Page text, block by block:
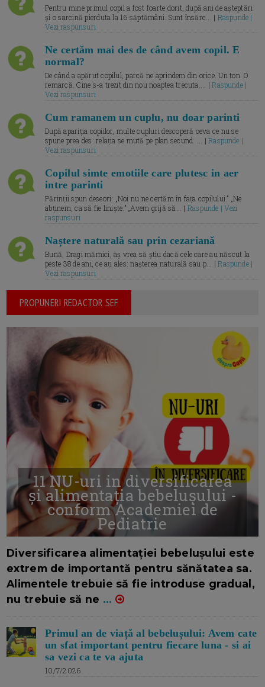
Pentru mine primul copil a fost foarte dorit, după ani de așteptări
și o sarcină pierduta la 16 săptămâni. Sunt însărc... | Raspunde |
Vezi raspunsuri
Ne certăm mai des de când avem copil. E
normal?
De când a apărut copilul, parcă ne aprindem din orice. Un ton. O
remarcă. Cine s-a trezit din nou noaptea trecuta.... |Raspunde |
Vezi raspunsuri
Cum ramanem un cuplu, nu doar parinti
După apariția copiilor, multe cupluri descoperă ceva ce nu se
spune prea des: relația se mută pe plan secund. ... |Raspunde |
Vezi raspunsuri
Copilul simte emotiile care plutesc in aer
intre parinti
Părinții spun deseori: „Noi nu ne certăm în fața copilului.” „Ne
abținem, ca să fie liniște.” „Avem grijă să... | Raspunde | Vezi
raspunsuri
Naștere naturală sau prin cezariană
Bună, Dragi mămici, aș vrea să știu dacă cele care au născut la
peste 38 de ani, ce ați ales: nașterea naturală sau p... |Raspunde |
Vezi raspunsuri
PROPUNERI REDACTOR SEF
11 NU-uri in diversificarea
și alimentația bebelușului -
conform Academiei de
Pediatrie
Diversificarea alimentației bebelușului este
extrem de importantă pentru sănătatea sa.
Alimentele trebuie să fie introduse gradual,
nu trebuie să ne ...
Primul an de viață al bebelușului: Avem cate
un sfat important pentru fiecare luna - si ai
sa vezi ca te va ajuta
10/7/2026